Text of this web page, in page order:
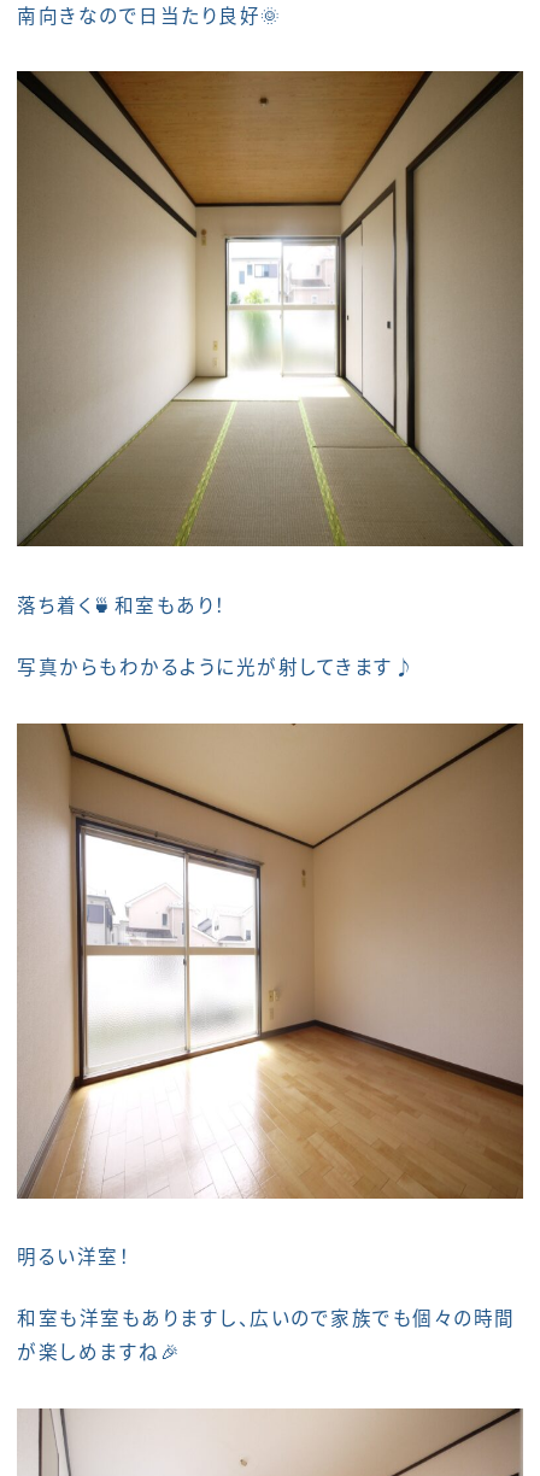
南向きなので日当たり良好🌞
落ち着く🍵和室もあり！
写真からもわかるように光が射してきます♪
明るい洋室！
和室も洋室もありますし、広いので家族でも個々の時間
が楽しめますね🎉